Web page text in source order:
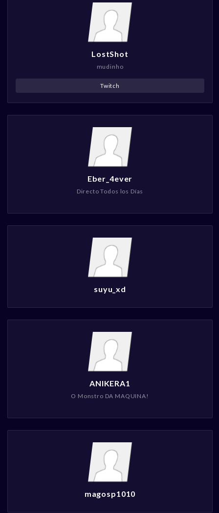
LostShot
mudinho
Twitch
Eber_4ever
Directo Todos los Días
suyu_xd
ANIKERA1
O Monstro DA MAQUINA!
magosp1010